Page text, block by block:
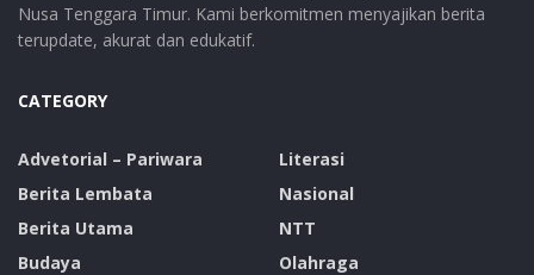
Nusa Tenggara Timur. Kami berkomitmen menyajikan berita
terupdate, akurat dan edukatif.
CATEGORY
Advetorial – Pariwara
Berita Lembata
Berita Utama
Budaya
Literasi
Nasional
NTT
Olahraga